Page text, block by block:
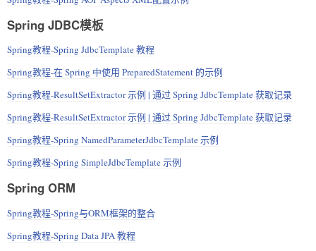
Spring JDBC模板
Spring教程-Spring JdbcTemplate 教程
Spring教程-在 Spring 中使用 PreparedStatement 的示例
Spring教程-ResultSetExtractor 示例 | 通过 Spring JdbcTemplate 获取记录
Spring教程-ResultSetExtractor 示例 | 通过 Spring JdbcTemplate 获取记录
Spring教程-Spring NamedParameterJdbcTemplate 示例
Spring教程-Spring SimpleJdbcTemplate 示例
Spring ORM
Spring教程-Spring与ORM框架的整合
Spring教程-Spring Data JPA 教程